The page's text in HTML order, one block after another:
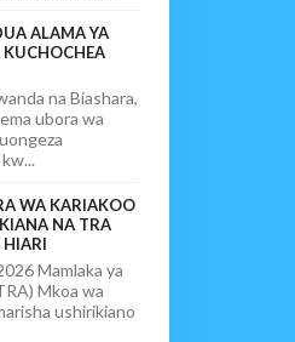
ALAMA YA
KUCHOCHEA
na Biashara,
ubora wa
WA KARIAKOO
NA TRA
HIARI
Mamlaka ya
Mkoa wa
ushirikiano